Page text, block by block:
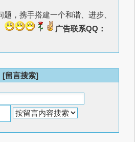
，携手搭建一个和谐、进步、
广告联系QQ：
[留言搜索]